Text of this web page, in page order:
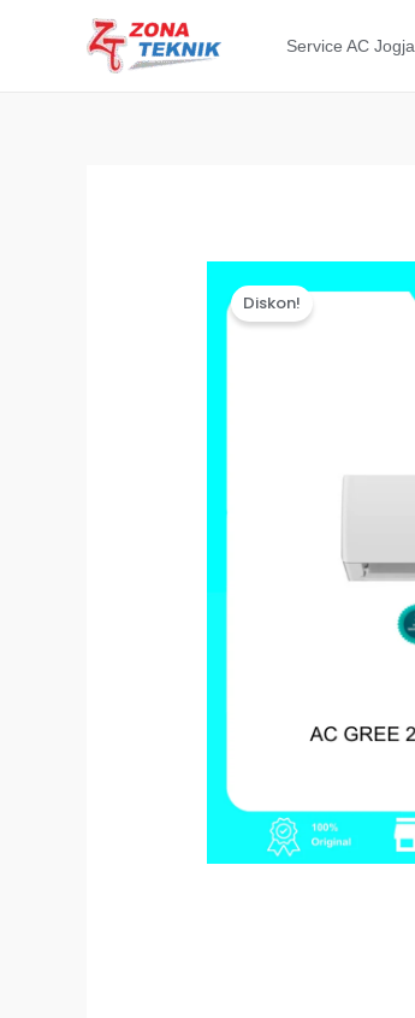
Service AC Jogja
Diskon!